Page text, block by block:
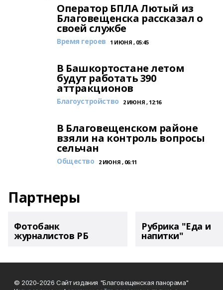
Оператор БПЛА Лютый из
Благовещенска рассказал о
своей службе
Время героев 1 ИЮНЯ , 05:45
В Башкортостане летом
будут работать 390
аттракционов
Благоустройство 2 ИЮНЯ , 12:16
В Благовещенском районе
взяли на контроль вопросы
сельчан
Общество 2 ИЮНЯ , 06:11
Партнеры
Фотобанк
журналистов РБ
Рубрика "Еда и
напитки"
© 2020-2026 Сайт издания "Благовещенская панорама"